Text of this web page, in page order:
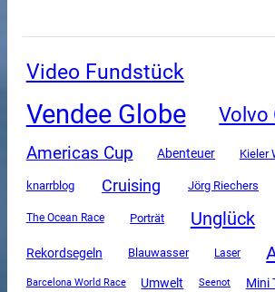
Video Fundstück
Vendee Globe Volvo
Americas Cup Abenteuer Kieler
knarrblog Cruising Jörg Riechers
The Ocean Race Porträt Unglück
Rekordsegeln Blauwasser Laser
Barcelona World Race Umwelt Seenot Mini